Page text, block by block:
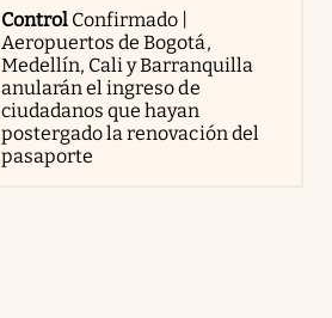
Control Confirmado |
Aeropuertos de Bogotá,
Medellín, Cali y Barranquilla
anularán el ingreso de
ciudadanos que hayan
postergado la renovación del
pasaporte